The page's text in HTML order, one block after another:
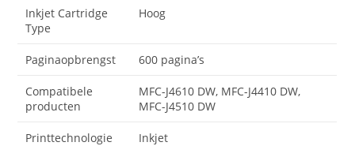
Inkjet Cartridge
Type
Hoog
Paginaopbrengst 600 pagina’s
Compatibele
producten
MFC-J4610 DW, MFC-J4410 DW,
MFC-J4510 DW
Printtechnologie Inkjet